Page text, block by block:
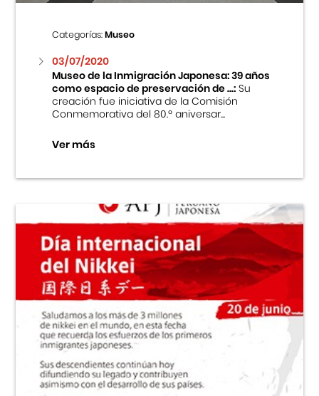
Categorías:Museo
03/07/2020
Museo de la Inmigración Japonesa: 39 años
como espacio de preservación de ...:Su
creación fue iniciativa de la Comisión
Conmemorativa del 80.º aniversar...
Ver más